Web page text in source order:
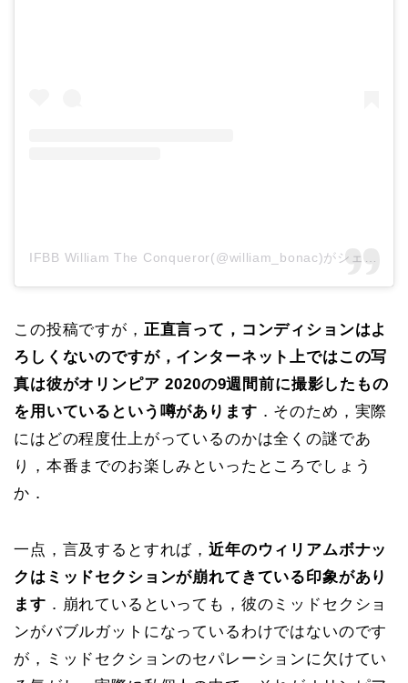
IFBB William The Conqueror(@william_bonac)がシェアした投稿
この投稿ですが， 正直言って，コンディションはよ
ろしくないのですが，インターネット上ではこの写
真は彼がオリンピア 2020の9週間前に撮影したもの
を用いているという噂があります ．そのため，実際
にはどの程度仕上がっているのかは全くの謎であ
り，本番までのお楽しみといったところでしょう
か．
一点，言及するとすれば，近年のウィリアムボナッ
クはミッドセクションが崩れてきている印象があり
ます ．崩れているといっても，彼のミッドセクショ
ンがバブルガットになっているわけではないのです
が，ミッドセクションのセパレーションに欠けてい